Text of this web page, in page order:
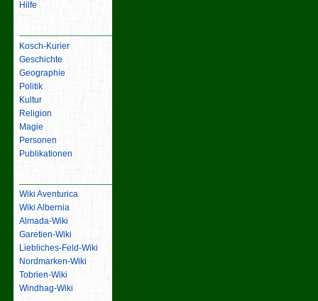
Hilfe
Kosch-Kurier
Geschichte
Geographie
Politik
Kultur
Religion
Magie
Personen
Publikationen
Wiki Aventurica
Wiki Albernia
Almada-Wiki
Garetien-Wiki
Liebliches-Feld-Wiki
Nordmarken-Wiki
Tobrien-Wiki
Windhag-Wiki